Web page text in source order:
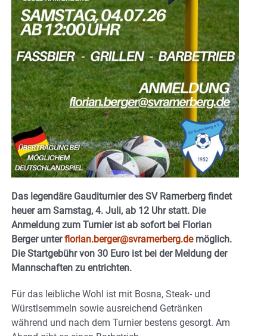
Das legendäre Gauditurnier des SV Ramerberg findet
heuer am Samstag, 4. Juli, ab 12 Uhr statt. Die
Anmeldung zum Turnier ist ab sofort bei Florian
Berger unterflorian.berger@svramerberg.demöglich.
Die Startgebühr von 30 Euro ist bei der Meldung der
Mannschaften zu entrichten.
Für das leibliche Wohl ist mit Bosna, Steak- und
Würstlsemmeln sowie ausreichend Getränken
während und nach dem Turnier bestens gesorgt. Am